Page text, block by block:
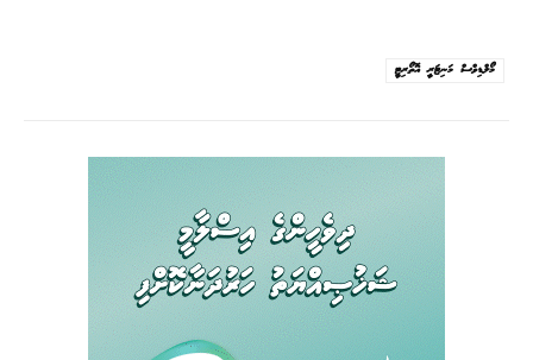
މޯލްޑިވްސް މަނިޓަރީ އޮތޯރިޓީ